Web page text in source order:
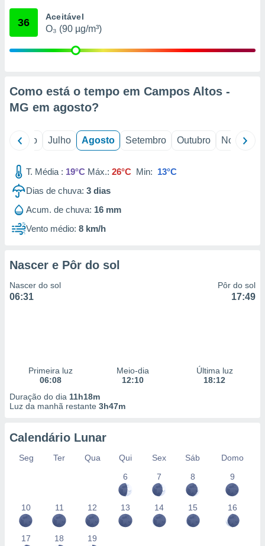
através
1199
36 Aceitável
O₃ (90 µg/m³)
Como está o tempo em Campos Altos -
MG em agosto?
Junho Julho Agosto Setembro Outubro Novembro
T. Média : 19°C Máx.: 26°C Min: 13°C
Dias de chuva: 3 dias
Acum. de chuva: 16 mm
Vento médio: 8 km/h
Nascer e Pôr do sol
Nascer do sol
06:31
Pôr do sol
17:49
Primeira luz
06:08
Meio-dia
12:10
Última luz
18:12
Duração do dia 11h18m
Luz da manhã restante 3h47m
Calendário Lunar
Seg Ter Qua Qui Sex Sáb
Domo
6
7 8 9
10 11 12 13 14 15 16
17 18 19